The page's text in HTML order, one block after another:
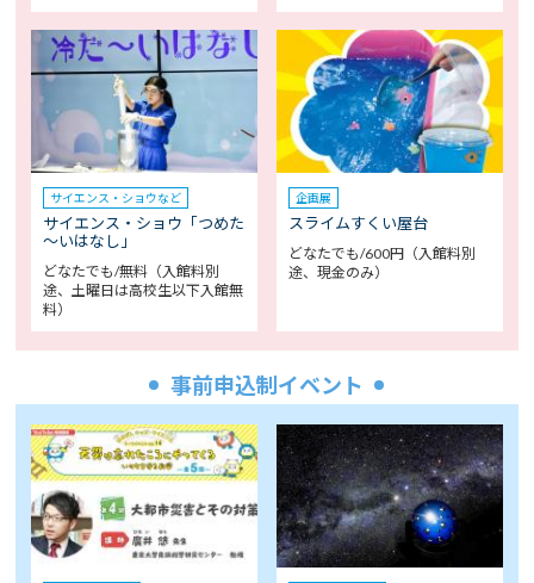
サイエンス・ショウなど
サイエンス・ショウ「つめた
～いはなし」
どなたでも/無料（入館料別
途、土曜日は高校生以下入館無
料）
企画展
スライムすくい屋台
どなたでも/600円（入館料別
途、現金のみ）
事前申込制イベント